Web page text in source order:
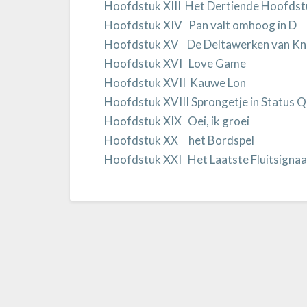
Hoofdstuk XIII Het Dertiende
Hoofdstuk XIV Pan valt omhoog in D
Hoofdstuk XV De Deltawerken van
Hoofdstuk XVI Love Game
Hoofdstuk XVII Kauwe Lon
Hoofdstuk XVIII Sprongetje in Status
Hoofdstuk XIX Oei, ik groei
Hoofdstuk XX het Bordspel
Hoofdstuk XXI Het Laatste